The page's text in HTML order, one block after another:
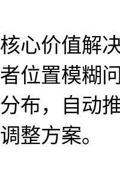
核心价值解
者位置模糊
分布，自动
调整方案。